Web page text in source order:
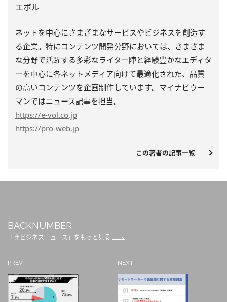
エボル
ネットを中心にさまざまなサービスやビジネスを創造す
る企業。特にコンテンツ開発分野においては、さまざま
な分野で活躍する多彩なライター陣と経験豊かなエディタ
ーを中心に各ネットメディア向けて最適化された、品質
の高いコンテンツを企画制作しています。マイナビウー
マンではニュース記事を担当。
https://e-vol.co.jp
https://pro-web.jp
この著者の記事一覧
BACKNUMBER
「＃ビジネスニュース」をもっと見る
PREV NEXT